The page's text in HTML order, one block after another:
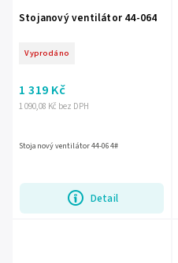
Stojanový ventilátor 44-064
Vyprodáno
1 090,08 Kč bez DPH
1 319 Kč
Detail
Stojanový ventilátor 44-064#